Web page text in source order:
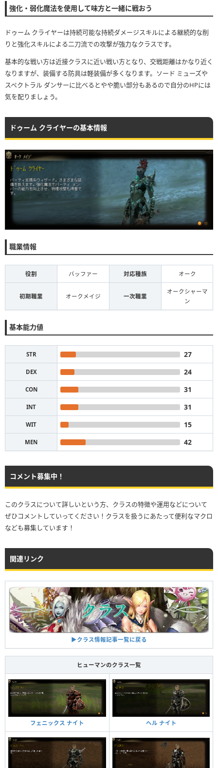
強化・弱化魔法を使用して味方と一緒に戦おう
ドゥーム クライヤーは持続可能な持続ダメージスキルによる継続的な削
りと強化スキルによる二刀流での攻撃が強力なクラスです。
基本的な戦い方は近接クラスに近い戦い方となり、交戦距離はかなり近く
なりますが、装備する防具は軽装備が多くなります。ソード ミューズや
スペクトラル ダンサーに比べるとやや脆い部分もあるので自分のHPには
気を配りましょう。
ドゥーム クライヤーの基本情報
職業情報
役割 バッファー 対応種族 オーク
初期職業 オークメイジ 一次職業
オークシャーマ
ン
基本能力値
STR 27
DEX 24
CON 31
INT 31
WIT 15
MEN 42
コメント募集中！
このクラスについて詳しいという方、クラスの特徴や運用などについて
ぜひコメントしていってください！クラスを扱うにあたって便利なマクロ
なども募集しています！
関連リンク
▶︎クラス情報記事一覧に戻る
ヒューマンのクラス一覧
フェニックス ナイト ヘル ナイト